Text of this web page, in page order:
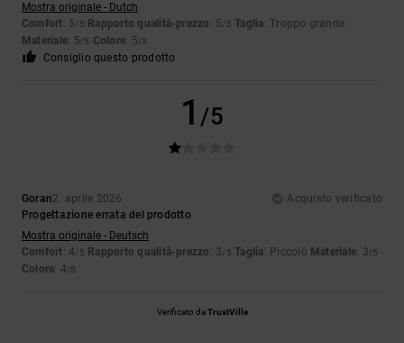
Mostra originale - Dutch
Comfort: 5/5 Rapporto qualità-prezzo : 5/5 Taglia: Troppo grande
Materiale: 5/5 Colore: 5/5
Consiglio questo prodotto
1 /5
Goran2. aprile 2026
Acquisto verificato
Progettazione errata del prodotto
Mostra originale - Deutsch
Comfort: 4/5 Rapporto qualità-prezzo : 3/5 Taglia: Piccolo Materiale: 3/5
Colore: 4/5
Verificato daTrustVille